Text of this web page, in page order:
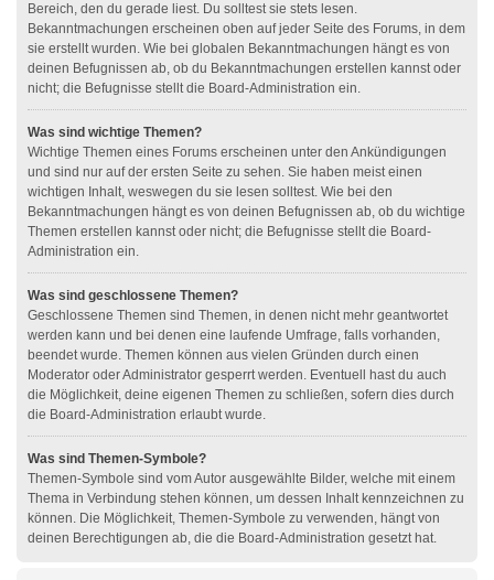
Bereich, den du gerade liest. Du solltest sie stets lesen.
Bekanntmachungen erscheinen oben auf jeder Seite des Forums, in dem
sie erstellt wurden. Wie bei globalen Bekanntmachungen hängt es von
deinen Befugnissen ab, ob du Bekanntmachungen erstellen kannst oder
nicht; die Befugnisse stellt die Board-Administration ein.
Was sind wichtige Themen?
Wichtige Themen eines Forums erscheinen unter den Ankündigungen
und sind nur auf der ersten Seite zu sehen. Sie haben meist einen
wichtigen Inhalt, weswegen du sie lesen solltest. Wie bei den
Bekanntmachungen hängt es von deinen Befugnissen ab, ob du wichtige
Themen erstellen kannst oder nicht; die Befugnisse stellt die Board-
Administration ein.
Was sind geschlossene Themen?
Geschlossene Themen sind Themen, in denen nicht mehr geantwortet
werden kann und bei denen eine laufende Umfrage, falls vorhanden,
beendet wurde. Themen können aus vielen Gründen durch einen
Moderator oder Administrator gesperrt werden. Eventuell hast du auch
die Möglichkeit, deine eigenen Themen zu schließen, sofern dies durch
die Board-Administration erlaubt wurde.
Was sind Themen-Symbole?
Themen-Symbole sind vom Autor ausgewählte Bilder, welche mit einem
Thema in Verbindung stehen können, um dessen Inhalt kennzeichnen zu
können. Die Möglichkeit, Themen-Symbole zu verwenden, hängt von
deinen Berechtigungen ab, die die Board-Administration gesetzt hat.